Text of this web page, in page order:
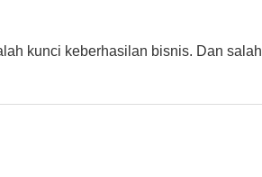
kunci keberhasilan bisnis. Dan salah